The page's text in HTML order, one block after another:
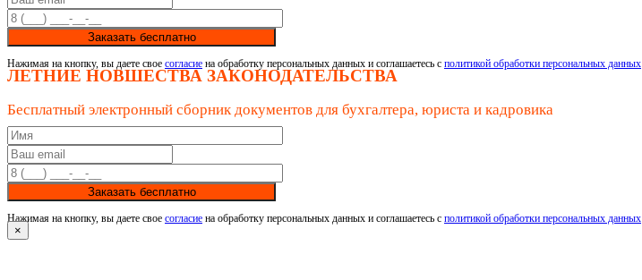
Заказать бесплатно
Нажимая на кнопку, вы даете свое согласие на обработку персональных данных и соглашаетесь с политикой обработки персональных данных
ЛЕТНИЕ НОВШЕСТВА ЗАКОНОДАТЕЛЬСТВА
Бесплатный электронный сборник документов для бухгалтера, юриста и кадровика
Заказать бесплатно
Нажимая на кнопку, вы даете свое согласие на обработку персональных данных и соглашаетесь с политикой обработки персональных данных
×